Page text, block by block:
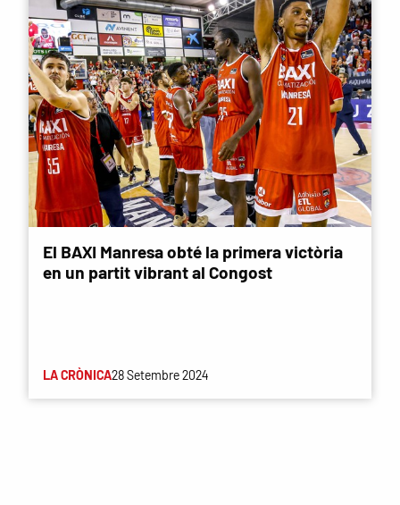
El BAXI Manresa obté la primera victòria
en un partit vibrant al Congost
LA CRÒNICA28 Setembre 2024